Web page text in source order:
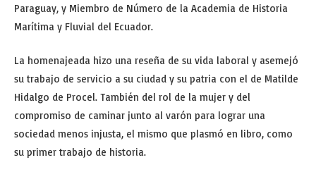
Paraguay, y Miembro de Número de la Academia de Historia
Marítima y Fluvial del Ecuador.
La homenajeada hizo una reseña de su vida laboral y asemejó
su trabajo de servicio a su ciudad y su patria con el de Matilde
Hidalgo de Procel. También del rol de la mujer y del
compromiso de caminar junto al varón para lograr una
sociedad menos injusta, el mismo que plasmó en libro, como
su primer trabajo de historia.